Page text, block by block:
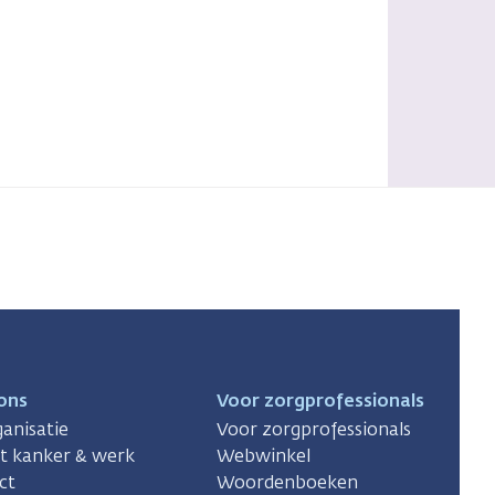
kanker & werk
Voor zorgprofessionals
Voor zorgprofessionals
Webwinkel
Woordenboeken